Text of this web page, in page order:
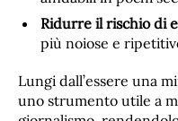
Ridurre il rischio di
più noiose e
Lungi dall’essere una
uno strumento utile a